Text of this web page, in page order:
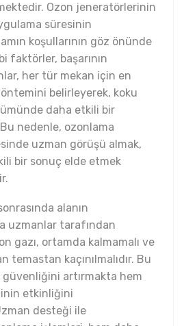
Ozon jeneratörlerinin
süresinin
koşullarının göz önünde
faktörler, başarının
her tür mekan için en
belirleyerek, koku
daha etkili bir
nedenle, ozonlama
uzman görüşü almak,
bir sonuç elde etmek
alanın
uzmanlar tarafından
gazı, ortamda kalmamalı ve
temastan kaçınılmalıdır. Bu
güvenliğini artırmakta hem
etkinliğini
desteği ile